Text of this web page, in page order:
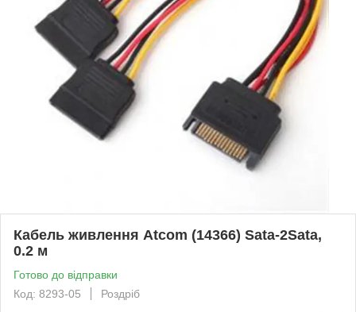
Кабель живлення Atcom (14366) Sata-2Sata,
0.2 м
Готово до відправки
Код: 8293-05
Роздріб